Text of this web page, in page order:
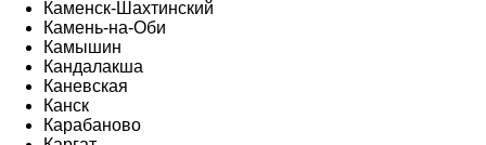
Каменск-Шахтинский
Камень-на-Оби
Камышин
Кандалакша
Каневская
Канск
Карабаново